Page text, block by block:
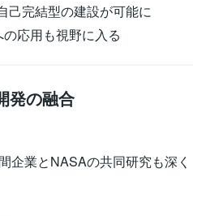
己完結型の建設が可能に
応用も視野に入る
発の融合
企業とNASAの共同研究も深く